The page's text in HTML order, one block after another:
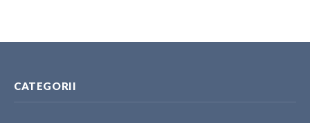
CATEGORII